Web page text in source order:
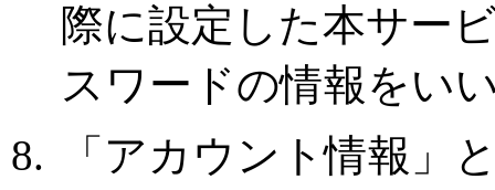
際に設定した本サー
スワードの情報をい
「アカウント情報」